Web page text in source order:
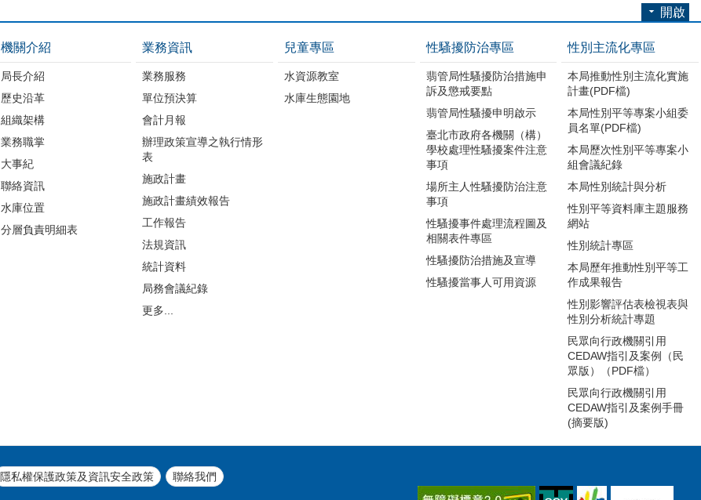
開啟
機關介紹
局長介紹
歷史沿革
組織架構
業務職掌
大事紀
聯絡資訊
水庫位置
分層負責明細表
業務資訊
業務服務
單位預決算
會計月報
辦理政策宣導之執行情形
表
施政計畫
施政計畫績效報告
工作報告
法規資訊
統計資料
局務會議紀錄
更多...
兒童專區
水資源教室
水庫生態園地
性騷擾防治專區
翡管局性騷擾防治措施申
訴及懲戒要點
翡管局性騷擾申明啟示
臺北市政府各機關（構）
學校處理性騷擾案件注意
事項
場所主人性騷擾防治注意
事項
性騷擾事件處理流程圖及
相關表件專區
性騷擾防治措施及宣導
性騷擾當事人可用資源
性別主流化專區
本局推動性別主流化實施
計畫(PDF檔)
本局性別平等專案小組委
員名單(PDF檔)
本局歷次性別平等專案小
組會議紀錄
本局性別統計與分析
性別平等資料庫主題服務
網站
性別統計專區
本局歷年推動性別平等工
作成果報告
性別影響評估表檢視表與
性別分析統計專題
民眾向行政機關引用
CEDAW指引及案例（民
眾版）（PDF檔）
民眾向行政機關引用
CEDAW指引及案例手冊
(摘要版)
隱私權保護政策及資訊安全政策 聯絡我們